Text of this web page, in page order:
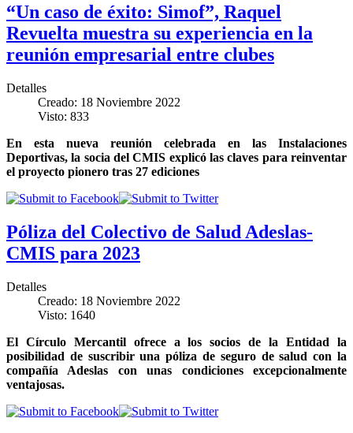
“Un caso de éxito: Simof”, Raquel
Revuelta muestra su experiencia en la
reunión empresarial entre clubes
Detalles
Creado: 18 Noviembre 2022
Visto: 833
En esta nueva reunión celebrada en las Instalaciones
Deportivas, la socia del CMIS explicó las claves para reinventar
el proyecto pionero tras 27 ediciones
Póliza del Colectivo de Salud Adeslas-
CMIS para 2023
Detalles
Creado: 18 Noviembre 2022
Visto: 1640
El Círculo Mercantil ofrece a los socios de la Entidad la
posibilidad de suscribir una póliza de seguro de salud con la
compañía Adeslas con unas condiciones excepcionalmente
ventajosas.